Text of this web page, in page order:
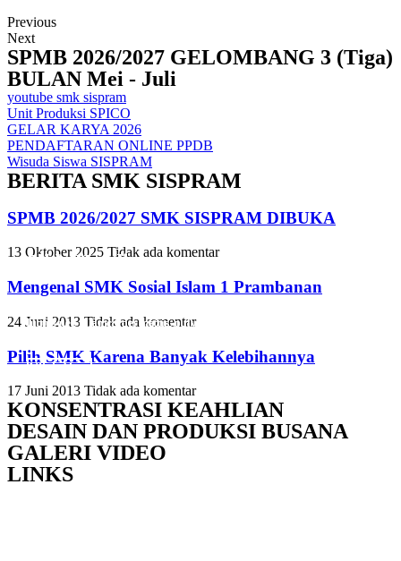
Slide Heading
luctus nec ullamcorper mattis, pulvinar dapibus leo.
Click Here
Slide Heading
luctus nec ullamcorper mattis, pulvinar dapibus leo.
Click Here
Slide Heading
luctus nec ullamcorper mattis, pulvinar dapibus leo.
Click Here
Previous
Next
SPMB 2026/2027 GELOMBANG 3 (Tiga)
BULAN Mei - Juli
youtube smk sispram
Unit Produksi SPICO
GELAR KARYA 2026
PENDAFTARAN ONLINE PPDB
Wisuda Siswa SISPRAM
BERITA SMK SISPRAM
SPMB 2026/2027 SMK SISPRAM DIBUKA
13 Oktober 2025 Tidak ada komentar
Mengenal SMK Sosial Islam 1 Prambanan
24 Juni 2013 Tidak ada komentar
Pilih SMK Karena Banyak Kelebihannya
17 Juni 2013 Tidak ada komentar
KONSENTRASI KEAHLIAN
DESAIN DAN PRODUKSI BUSANA
GALERI VIDEO
LINKS